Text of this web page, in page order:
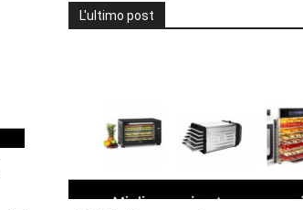
L'ultimo post